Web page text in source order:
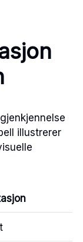
illustrerer